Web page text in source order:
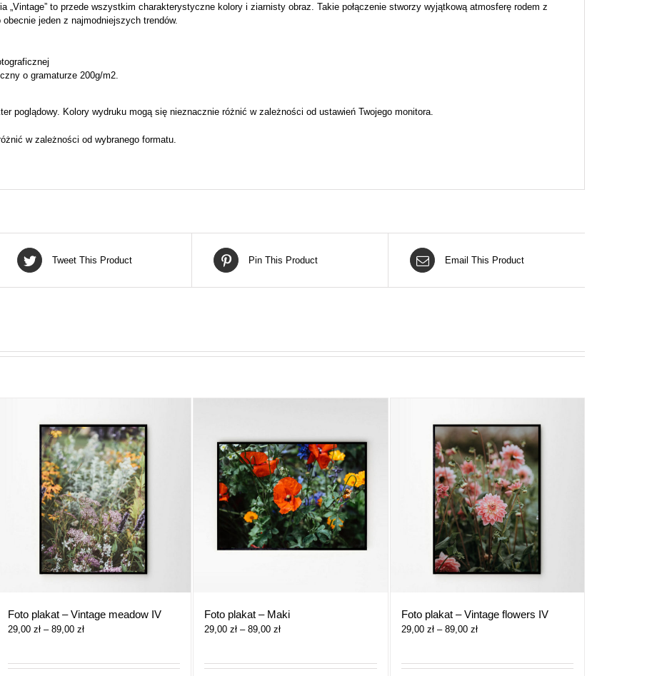
„Vintage” to przede wszystkim charakterystyczne kolory i ziarnisty obraz. Takie połączenie stworzy wyjątkową atmosferę rodem z
jeden z najmodniejszych trendów.
o gramaturze 200g/m2.
poglądowy. Kolory wydruku mogą się nieznacznie różnić w zależności od ustawień Twojego monitora.
w zależności od wybranego formatu.
Tweet This Product Pin This Product Email This Product
Foto plakat – Vintage meadow IV
29,00 zł – 89,00 złZakres
29,00 zł
Foto plakat – Maki
29,00 zł – 89,00 złZakres
29,00 zł
Foto plakat – Vintage flowers IV
29,00 zł – 89,00 złZakres
29,00 zł